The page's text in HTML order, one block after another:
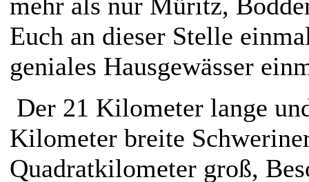
Euch an dieser Stelle
geniales Hausgewässer
Der 21 Kilometer lange
Kilometer breite
Quadratkilometer groß,